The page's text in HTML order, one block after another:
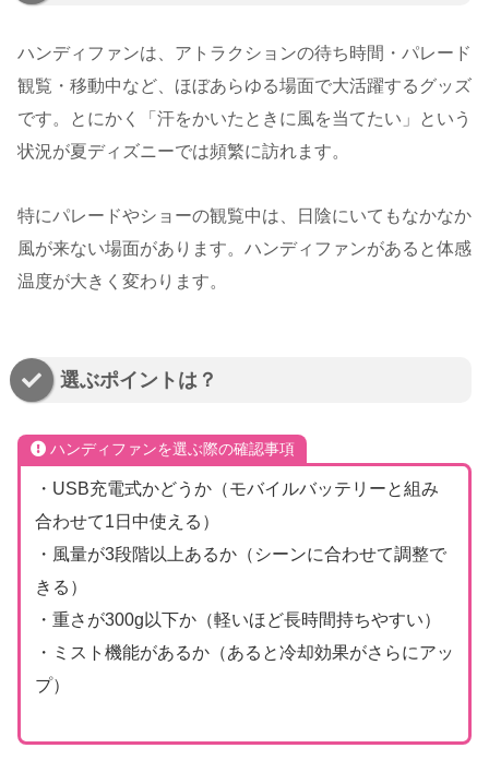
ハンディファンは、アトラクションの待ち時間・パレード
観覧・移動中など、ほぼあらゆる場面で大活躍するグッズ
です。とにかく「汗をかいたときに風を当てたい」という
状況が夏ディズニーでは頻繁に訪れます。
特にパレードやショーの観覧中は、日陰にいてもなかなか
風が来ない場面があります。ハンディファンがあると体感
温度が大きく変わります。
選ぶポイントは？
ハンディファンを選ぶ際の確認事項
・USB充電式かどうか（モバイルバッテリーと組み
合わせて1日中使える）
・風量が3段階以上あるか（シーンに合わせて調整で
きる）
・重さが300g以下か（軽いほど長時間持ちやすい）
・ミスト機能があるか（あると冷却効果がさらにアッ
プ）